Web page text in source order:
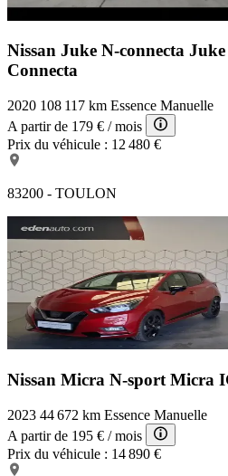
Nissan Juke N-connecta
Connecta
2020 108 117 km Essence Manuelle
A partir de 179 € / mois
Prix du véhicule : 12 480 €
83200 - TOULON
Nissan Micra N-sport Micra
2023 44 672 km Essence Manuelle
A partir de 195 € / mois
Prix du véhicule : 14 890 €